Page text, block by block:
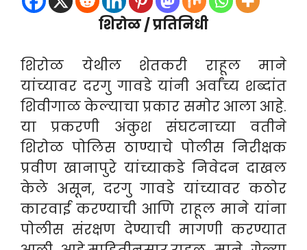
शिरोळ / प्रतिनिधी
शिरोळ येथील शेतकरी राहूल माने
यांच्यावर दरगु गावडे यांनी अर्वांच्य शब्दांत
शिवीगाळ केल्याचा प्रकार समोर आला आहे.
या प्रकरणी अंकुश संघटनाच्या वतीने
शिरोळ पोलिस ठाण्याचे पोलीस निरीक्षक
प्रवीण खानापुरे यांच्याकडे निवेदन दाखल
केले असून, दरगु गावडे यांच्यावर कठोर
कारवाई करण्याची आणि राहूल माने यांना
पोलीस संरक्षण देण्याची मागणी करण्यात